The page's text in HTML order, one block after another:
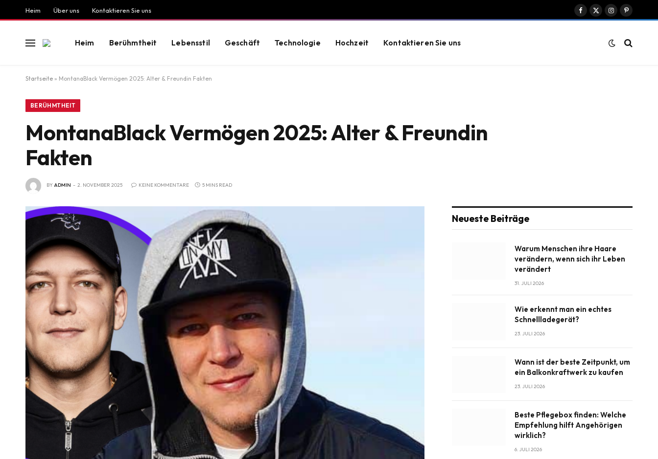
Heim Über uns Kontaktieren Sie uns
Facebook
X
InstagramPinterest
Heim Berühmtheit Lebensstil Geschäft Technologie Hochzeit Kontaktieren Sie uns
Startseite » MontanaBlack Vermögen 2025: Alter & Freundin Fakten
BERÜHMTHEIT
MontanaBlack Vermögen 2025: Alter & Freundin
Fakten
BYADMIN 2. NOVEMBER 2025 KEINE KOMMENTARE 5 MINS READ
Neueste Beiträge
Warum Menschen ihre Haare
verändern, wenn sich ihr Leben
verändert
31. JULI 2026
Wie erkennt man ein echtes
Schnellladegerät?
23. JULI 2026
Wann ist der beste Zeitpunkt, um
ein Balkonkraftwerk zu kaufen
23. JULI 2026
Beste Pflegebox finden: Welche
Empfehlung hilft Angehörigen
wirklich?
6. JULI 2026